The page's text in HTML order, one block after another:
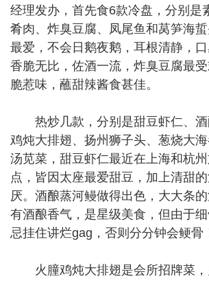
经理发办，首先食6款冷盘，分别是
肴肉、炸臭豆腐、凤尾鱼和莴笋海
最爱，不会日鹅夜鹅，耳根清静，
香脆无比，佐酒一流，炸臭豆腐最
脆惹味，蘸甜辣酱食甚佳。
热炒几款，分别是甜豆虾仁、酒
鸡炖大排翅、扬州狮子头、葱烧大
汤苋菜，甜豆虾仁最近在上海和杭
点，皆因太座最爱甜豆，加上清甜
厌。酒酿蒸河鳗做得出色，大大条的
有酒酿香气，是星级美食，但由于
忌挂住讲烂gag，否则分分钟会鲠骨
火朣鸡炖大排翅是会所招牌菜，